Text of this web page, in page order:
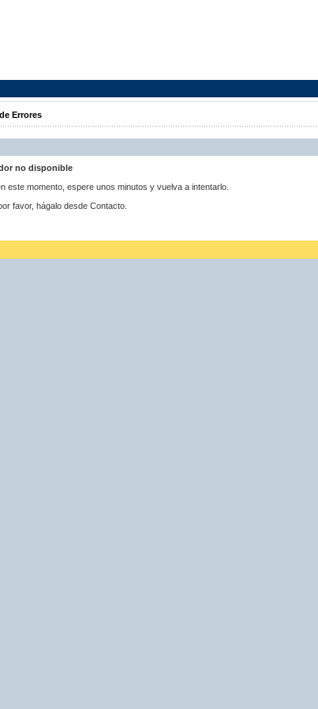
Errores
no disponible
este momento, espere unos minutos y vuelva a intentarlo.
favor, hágalo desde Contacto.